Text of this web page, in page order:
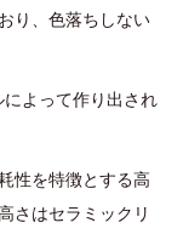
り、色落ちしない
よって作り出され
性を特徴とする高
さはセラミックリ